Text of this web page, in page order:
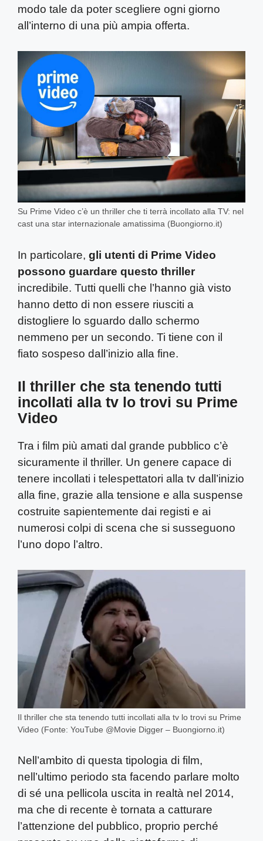
modo tale da poter scegliere ogni giorno
all’interno di una più ampia offerta.
Su Prime Video c’è un thriller che ti terrà incollato alla TV: nel
cast una star internazionale amatissima (Buongiorno.it)
In particolare, gli utenti di Prime Video
possono guardare questo thriller
incredibile. Tutti quelli che l’hanno già visto
hanno detto di non essere riusciti a
distogliere lo sguardo dallo schermo
nemmeno per un secondo. Ti tiene con il
fiato sospeso dall’inizio alla fine.
Il thriller che sta tenendo tutti
incollati alla tv lo trovi su Prime
Video
Tra i film più amati dal grande pubblico c’è
sicuramente il thriller. Un genere capace di
tenere incollati i telespettatori alla tv dall’inizio
alla fine, grazie alla tensione e alla suspense
costruite sapientemente dai registi e ai
numerosi colpi di scena che si susseguono
l’uno dopo l’altro.
Il thriller che sta tenendo tutti incollati alla tv lo trovi su Prime
Video (Fonte: YouTube @Movie Digger – Buongiorno.it)
Nell’ambito di questa tipologia di film,
nell’ultimo periodo sta facendo parlare molto
di sé una pellicola uscita in realtà nel 2014,
ma che di recente è tornata a catturare
l’attenzione del pubblico, proprio perché